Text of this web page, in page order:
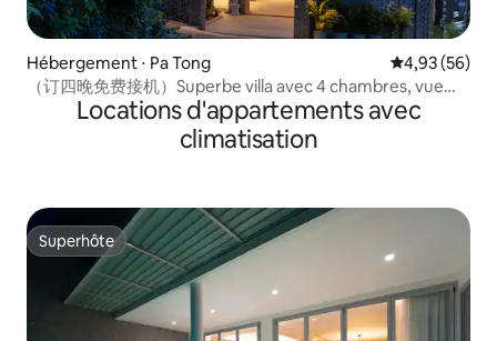
Hébergement ⋅ Pa Tong Évaluation
4,93 (56)
（订四晚免费接机）Superbe villa avec 4 chambres, vue
sur la mer et piscine à Patong
Locations d'appartements avec
climatisation
Superhôte
Superhôte